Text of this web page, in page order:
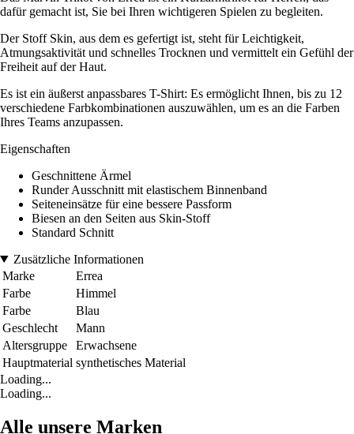
dafür gemacht ist, Sie bei Ihren wichtigeren Spielen zu begleiten.
Der Stoff Skin, aus dem es gefertigt ist, steht für Leichtigkeit,
Atmungsaktivität und schnelles Trocknen und vermittelt ein Gefühl der
Freiheit auf der Haut.
Es ist ein äußerst anpassbares T-Shirt: Es ermöglicht Ihnen, bis zu 12
verschiedene Farbkombinationen auszuwählen, um es an die Farben
Ihres Teams anzupassen.
Eigenschaften
Geschnittene Ärmel
Runder Ausschnitt mit elastischem Binnenband
Seiteneinsätze für eine bessere Passform
Biesen an den Seiten aus Skin-Stoff
Standard Schnitt
Zusätzliche Informationen
Marke
Errea
Farbe
Himmel
Farbe
Blau
Geschlecht
Mann
Altersgruppe
Erwachsene
Hauptmaterial synthetisches Material
Loading...
Loading...
Alle unsere Marken